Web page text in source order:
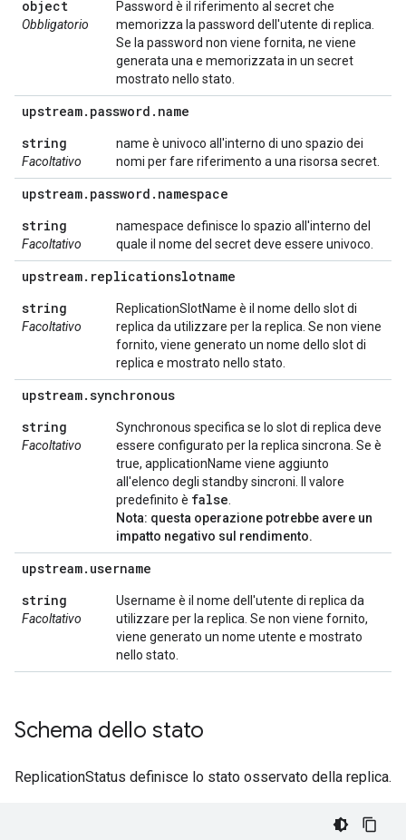
object
Obbligatorio
Password è il riferimento al secret che
memorizza la password dell'utente di replica.
Se la password non viene fornita, ne viene
generata una e memorizzata in un secret
mostrato nello stato.
upstream. password . name
string
Facoltativo
name è univoco all'interno di uno spazio dei
nomi per fare riferimento a una risorsa secret.
upstream. password . namespace
string
Facoltativo
namespace definisce lo spazio all'interno del
quale il nome del secret deve essere univoco.
upstream. replicationslotname
string
Facoltativo
ReplicationSlotName è il nome dello slot di
replica da utilizzare per la replica. Se non viene
fornito, viene generato un nome dello slot di
replica e mostrato nello stato.
upstream.synchronous
string
Facoltativo
Synchronous specifica se lo slot di replica deve
essere configurato per la replica sincrona. Se è
true, applicationName viene aggiunto
all'elenco degli standby sincroni. Il valore
predefinito è false
Nota: questa operazione potrebbe avere un
impatto negativo sul rendimento.
upstream. username
string
Facoltativo
Username è il nome dell'utente di replica da
utilizzare per la replica. Se non viene fornito,
viene generato un nome utente e mostrato
nello stato.
Schema dello stato
ReplicationStatus definisce lo stato osservato della replica.